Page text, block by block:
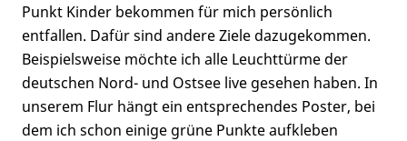
Punkt Kinder bekommen für mich persönlich
entfallen. Dafür sind andere Ziele dazugekommen.
Beispielsweise möchte ich alle Leuchttürme der
deutschen Nord- und Ostsee live gesehen haben. In
unserem Flur hängt ein entsprechendes Poster, bei
dem ich schon einige grüne Punkte aufkleben